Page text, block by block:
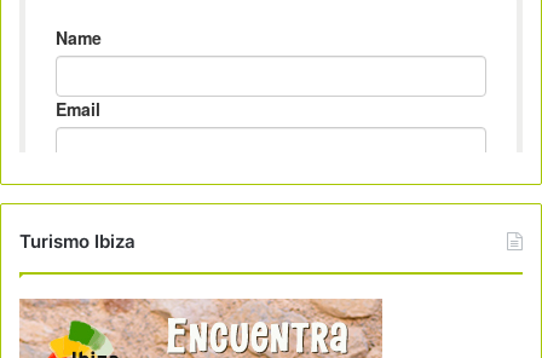
Turismo Ibiza